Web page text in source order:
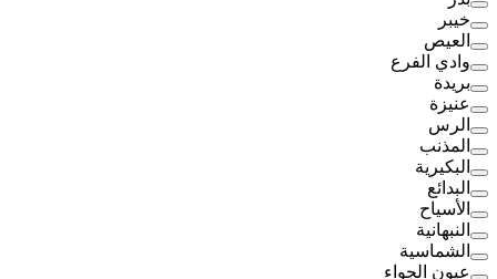
خيبر
العيص
وادي الفرع
بريدة
عنيزة
الرس
المذنب
البكيرية
البدائع
الأسياح
النبهانية
الشماسية
عيون الجواء